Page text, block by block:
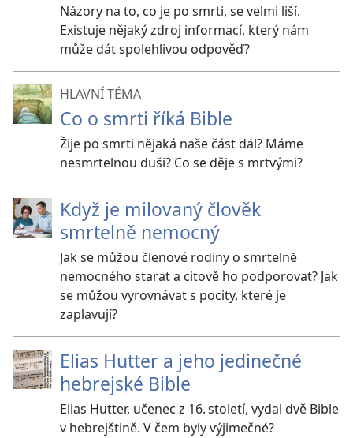
Názory na to, co je po smrti, se velmi liší.
Existuje nějaký zdroj informací, který nám
může dát spolehlivou odpověď?
HLAVNÍ TÉMA
Co o smrti říká Bible
Žije po smrti nějaká naše část dál? Máme
nesmrtelnou duši? Co se děje s mrtvými?
Když je milovaný člověk
smrtelně nemocný
Jak se můžou členové rodiny o smrtelně
nemocného starat a citově ho podporovat? Jak
se můžou vyrovnávat s pocity, které je
zaplavují?
Elias Hutter a jeho jedinečné
hebrejské Bible
Elias Hutter, učenec z 16. století, vydal dvě Bible
v hebrejštině. V čem byly výjimečné?